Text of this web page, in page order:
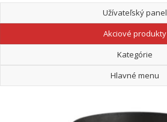
Užívateľský panel
Akciové produkty
Kategórie
Hlavné menu